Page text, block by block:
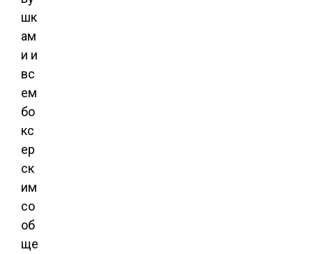
шк
ам
и и
вс
ем
бо
кс
ер
ск
им
со
об
ще